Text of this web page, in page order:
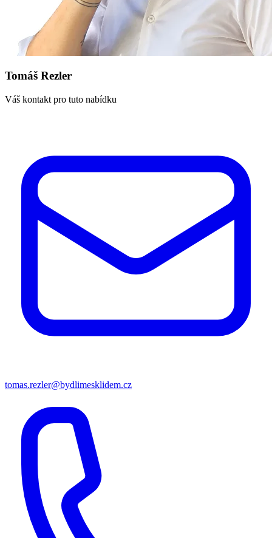
Tomáš Rezler
Váš kontakt pro tuto nabídku
tomas.rezler@bydlimesklidem.cz